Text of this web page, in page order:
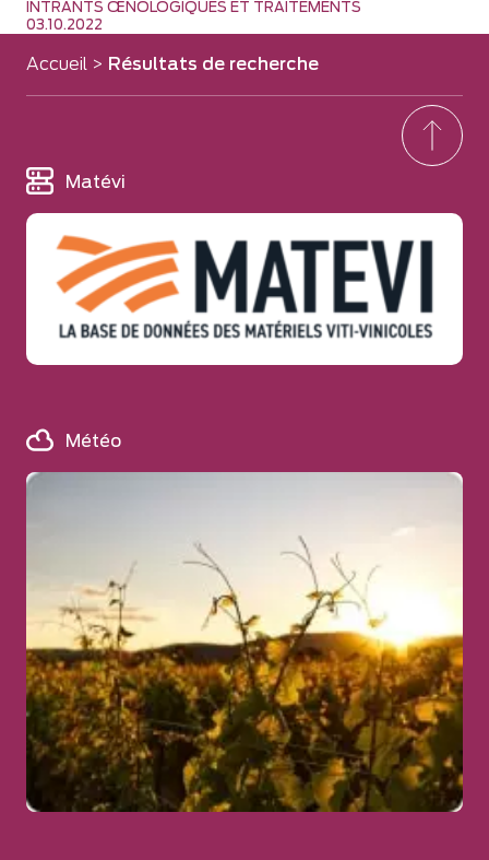
INTRANTS ŒNOLOGIQUES ET TRAITEMENTS
03.10.2022
Accueil > Résultats de recherche
Matévi
Météo